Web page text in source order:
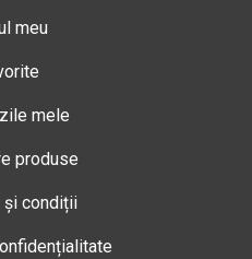
meu
mele
produse
și condiții